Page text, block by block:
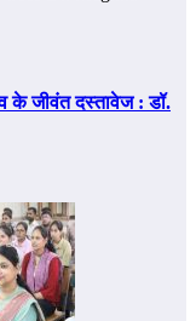
के जीवंत दस्तावेज : डॉ.